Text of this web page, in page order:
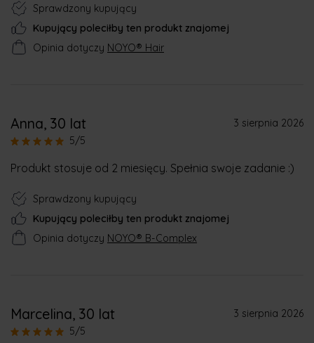
Sprawdzony kupujący
Kupujący poleciłby ten produkt znajomej
Opinia dotyczy NOYO® Hair
Anna, 30 lat
3 sierpnia 2026
5/5
Produkt stosuje od 2 miesięcy. Spełnia swoje zadanie :)
Sprawdzony kupujący
Kupujący poleciłby ten produkt znajomej
Opinia dotyczy NOYO® B-Complex
Marcelina, 30 lat
3 sierpnia 2026
5/5